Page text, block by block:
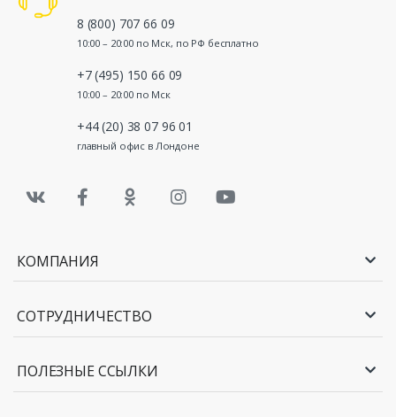
8 (800) 707 66 09
10:00 – 20:00 по Мск, по РФ бесплатно
+7 (495) 150 66 09
10:00 – 20:00 по Мск
+44 (20) 38 07 96 01
главный офис в Лондоне
КОМПАНИЯ
СОТРУДНИЧЕСТВО
ПОЛЕЗНЫЕ ССЫЛКИ